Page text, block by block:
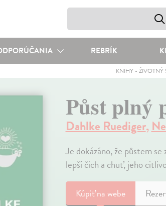
REBRÍK
KNIHY- ŽIVOTNÝ
Půst plný
Dahlke Ruediger,
Je dokázáno, že půstem
lepší čich a chuť, jeho
Kúpiťna webe